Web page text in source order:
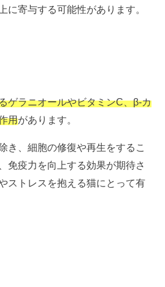
に寄与する可能性があります。
ゲラニオールやビタミンC、β-カ
用があります。
き、細胞の修復や再生をするこ
免疫力を向上する効果が期待さ
ストレスを抱える猫にとって有